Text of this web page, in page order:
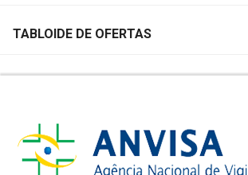
TABLOIDE DE OFERTAS